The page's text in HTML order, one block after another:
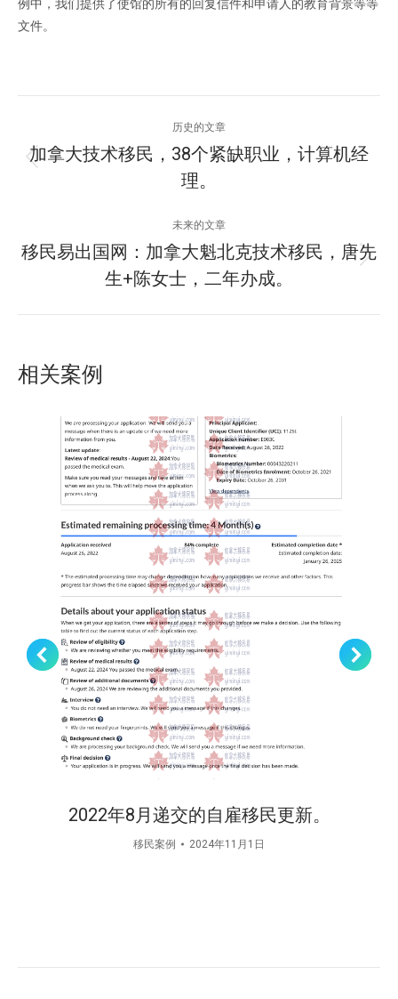
例中，我们提供了使馆的所有的回复信件和申请人的教育背景等等
文件。
目
历史的文章
上
一
项
目：
加拿大技术移民，38个紧缺职业，计算机经
理。
未来的文章
下
一
移民易出国网：加拿大魁北克技术移民，唐先
生+陈女士，二年办成。
相关案例
2022年8月递交的自雇移民更新。
移民案例 2024年11月1日